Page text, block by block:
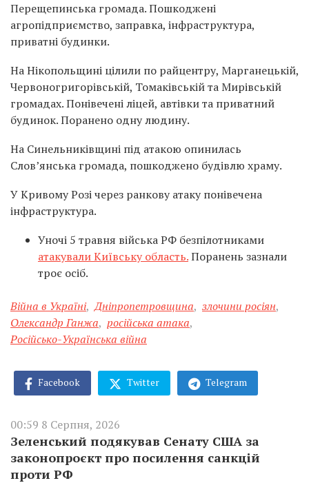
Перещепинська громада. Пошкоджені
агропідприємство, заправка, інфраструктура,
приватні будинки.
На Нікопольщині цілили по райцентру, Марганецькій,
Червоногригорівській, Томаківській та Мирівській
громадах. Понівечені ліцей, автівки та приватний
будинок. Поранено одну людину.
На Синельниківщині під атакою опинилась
Слов’янська громада, пошкоджено будівлю храму.
У Кривому Розі через ранкову атаку понівечена
інфраструктура.
Уночі 5 травня війська РФ безпілотниками
атакували Київську область.Поранень зазнали
троє осіб.
Війна в Україні, Дніпропетровщина, злочини росіян,
Олександр Ганжа, російська атака,
Російсько-Українська війна
Facebook Twitter Telegram
00:59 8 Серпня, 2026
Зеленський подякував Сенату США за
законопроєкт про посилення санкцій
проти РФ